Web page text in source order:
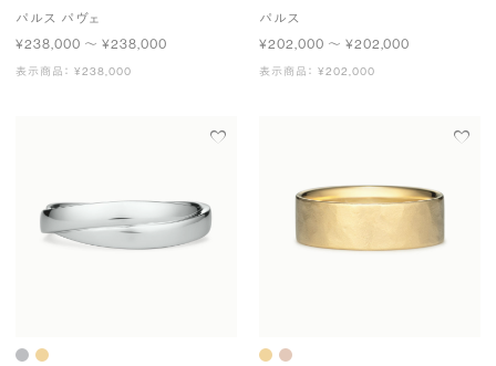
パルス パヴェ
¥238,000 〜 ¥238,000
表示商品： ¥238,000
パルス
¥202,000 〜 ¥202,000
表示商品： ¥202,000